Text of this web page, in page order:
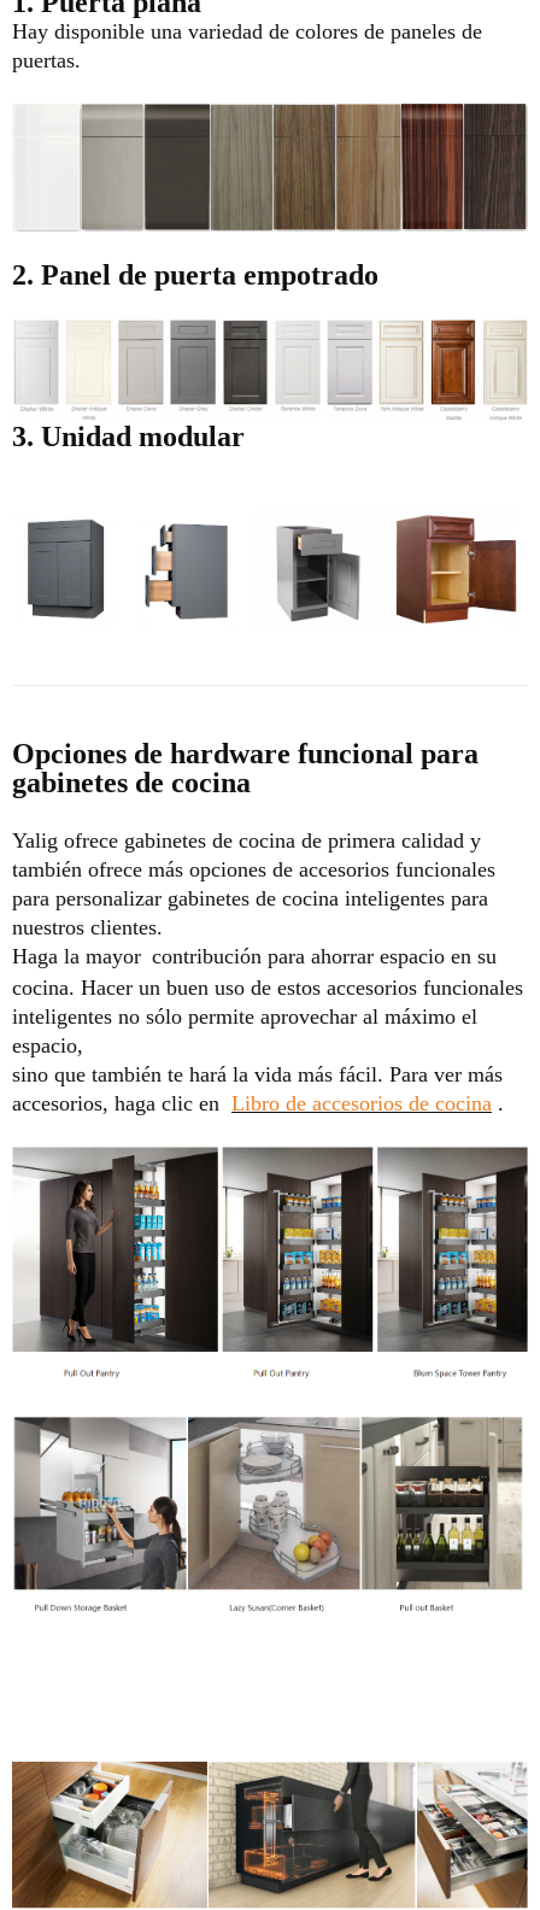
Hay disponible una variedad de colores de paneles de
puertas.
2. Panel de puerta empotrado
3. Unidad modular
Opciones de hardware funcional para
gabinetes de cocina
Yalig ofrece gabinetes de cocina de primera calidad y
también ofrece más opciones de accesorios funcionales
para personalizar gabinetes de cocina inteligentes para
nuestros clientes.
Haga la mayor contribución para ahorrar espacio en su
cocina. Hacer un buen uso de estos accesorios funcionales
inteligentes no sólo permite aprovechar al máximo el
espacio,
sino que también te hará la vida más fácil. Para ver más
accesorios, haga clic en Libro de accesorios de cocina .